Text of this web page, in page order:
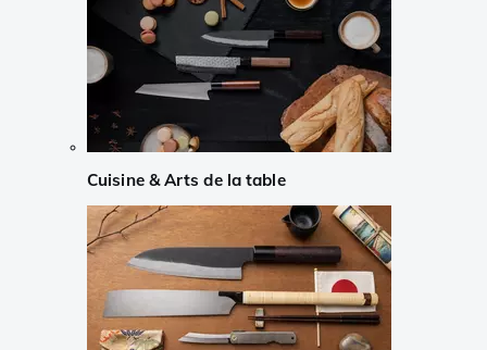
Cuisine & Arts de la table